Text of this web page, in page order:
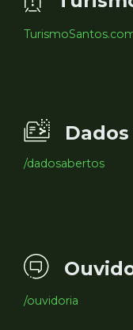
/dadosabertos
/ouvidoria